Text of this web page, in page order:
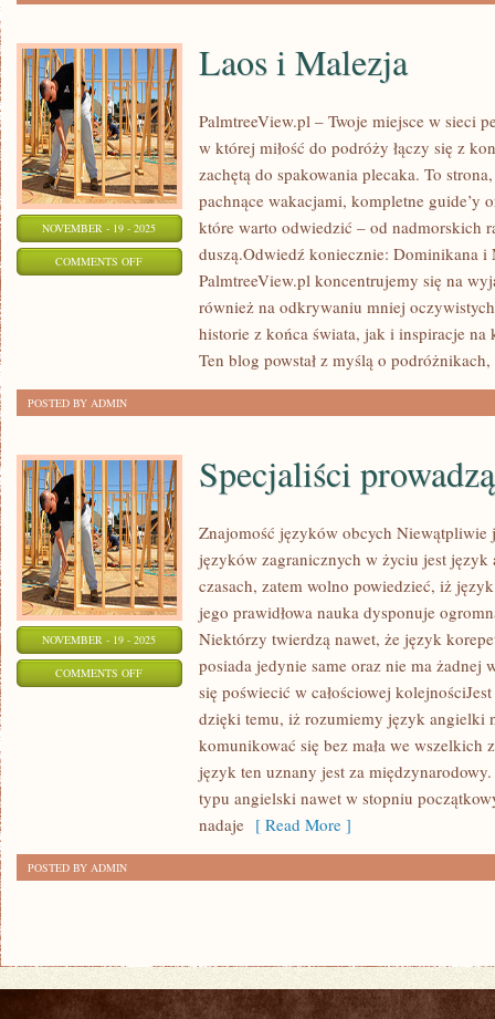
NOVEMBER - 19 - 2025
COMMENTS OFFON
Laos i Malezja
PalmtreeView.pl – Twoje miejsce w sieci
w której miłość do podróży łączy się z
zachętą do spakowania plecaka. To
pachnące wakacjami, kompletne guide’y
które warto odwiedzić – od nadmorskich
duszą.Odwiedź koniecznie: Dominikana i
PalmtreeView.pl koncentrujemy się na
również na odkrywaniu mniej
historie z końca świata, jak i inspiracje
Ten blog powstał z myślą o
POSTED BY ADMIN
NOVEMBER - 19 - 2025
COMMENTS OFFON
SPECJALIŚCI
PROWADZĄCY
SZKOLENIA
Specjaliści
Znajomość języków obcych Niewątpliwie
języków zagranicznych w życiu jest
czasach, zatem wolno powiedzieć, iż
jego prawidłowa nauka dysponuje
Niektórzy twierdzą nawet, że język
posiada jedynie same oraz nie ma żadnej
się poświecić w całościowej
dzięki temu, iż rozumiemy język angielki
komunikować się bez mała we wszelkich
język ten uznany jest za
typu angielski nawet w stopniu
nadaje [ Read More ]
POSTED BY ADMIN